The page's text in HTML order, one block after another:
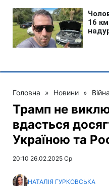
Головна » Новини »
Трамп не
вдасться
Україною та
20:10 26.02.2025 Ср
НАТАЛІЯ ГУРКОВСЬКА